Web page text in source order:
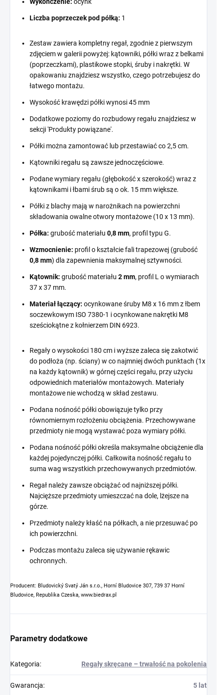
Liczba poprzeczek pod półką: 1
Zestaw zawiera kompletny regał, zgodnie z pierwszym
zdjęciem w galerii powyżej: kątowniki, półki wraz z belkami
(poprzeczkami), plastikowe stopki, śruby i nakrętki. W
opakowaniu znajdziesz wszystko, czego potrzebujesz do
łatwego montażu.
Wysokość krawędzi półki wynosi 45 mm
Dodatkowe poziomy do rozbudowy regału znajdziesz w
sekcji 'Produkty powiązane'.
Półki można zamontować lub przestawiać co 2,5 cm.
Kątowniki regału są zawsze jednoczęściowe.
Podane wymiary regału (głębokość x szerokość) wraz z
kątownikami i łbami śrub są o ok. 15 mm większe.
Półki z blachy mają w narożnikach na powierzchni
składowania owalne otwory montażowe (10 x 13 mm).
Półka: grubość materiału 0,8 mm, profil typu G.
Wzmocnienie: profil o kształcie fali trapezowej (grubość
0,8 mm) dla zapewnienia maksymalnej sztywności.
Kątownik: grubość materiału 2 mm, profil L o wymiarach
37 x 37 mm.
Materiał łączący: ocynkowane śruby M8 x 16 mm z łbem
soczewkowym ISO 7380-1 i ocynkowane nakrętki M8
sześciokątne z kołnierzem DIN 6923.
Regały o wysokości 180 cm i wyższe zaleca się zakotwić
do podłoża (np. ściany) w co najmniej dwóch punktach (1x
na każdy kątownik) w górnej części regału, przy użyciu
odpowiednich materiałów montażowych. Materiały
montażowe nie wchodzą w skład zestawu.
Podana nośność półki obowiązuje tylko przy
równomiernym rozłożeniu obciążenia. Przechowywane
przedmioty nie mogą wystawać poza wymiary półki.
Podana nośność półki określa maksymalne obciążenie dla
każdej pojedynczej półki. Całkowita nośność regału to
suma wag wszystkich przechowywanych przedmiotów.
Regał należy zawsze obciążać od najniższej półki.
Najcięższe przedmioty umieszczać na dole, lżejsze na
górze.
Przedmioty należy kłaść na półkach, a nie przesuwać po
ich powierzchni.
Podczas montażu zaleca się używanie rękawic
ochronnych.
Producent: Bludovický Svatý Ján s.r.o., Horní Bludovice 307, 739 37 Horní
Bludovice, Republika Czeska, www.biedrax.pl
Parametry dodatkowe
Kategoria: Regały skręcane – trwałość na pokolenia
Gwarancja: 5 lat